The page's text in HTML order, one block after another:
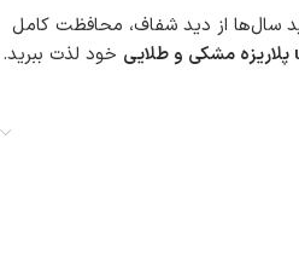
سال‌ها از دید شفاف، محافظت کامل
خود لذت ببرید.